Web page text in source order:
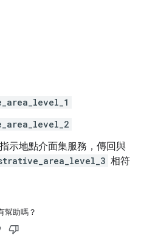
示地點介面集服務，傳回與
相符
幫助嗎？